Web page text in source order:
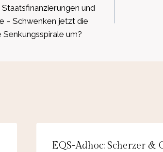
und
– Schwenken jetzt die
um?
EQS-Adhoc: Scherzer &